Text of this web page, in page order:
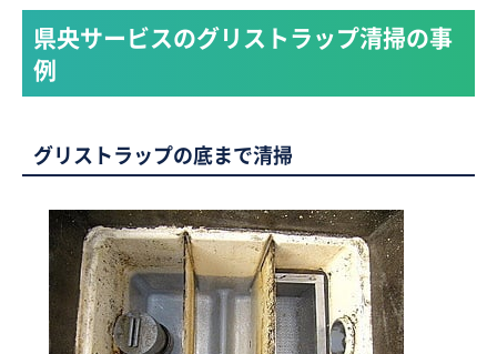
県央サービスのグリストラップ清掃の事
例
グリストラップの底まで清掃